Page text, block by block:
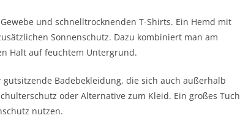
und schnelltrocknenden T-Shirts. Ein Hemd mit
Sonnenschutz. Dazu kombiniert man am
Halt auf feuchtem Untergrund.
Badebekleidung, die sich auch außerhalb
oder Alternative zum Kleid. Ein großes Tuch
nutzen.